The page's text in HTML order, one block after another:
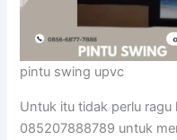
pintu swing upvc
Untuk itu tidak perlu ragu
085207888789 untuk